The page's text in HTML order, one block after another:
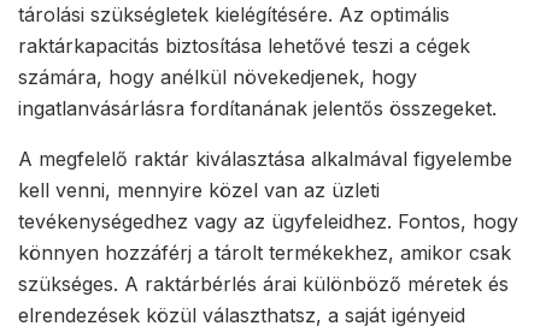
tárolási szükségletek kielégítésére. Az optimális
raktárkapacitás biztosítása lehetővé teszi a cégek
számára, hogy anélkül növekedjenek, hogy
ingatlanvásárlásra fordítanának jelentős összegeket.
A megfelelő raktár kiválasztása alkalmával figyelembe
kell venni, mennyire közel van az üzleti
tevékenységedhez vagy az ügyfeleidhez. Fontos, hogy
könnyen hozzáférj a tárolt termékekhez, amikor csak
szükséges. A raktárbérlés árai különböző méretek és
elrendezések közül választhatsz, a saját igényeid